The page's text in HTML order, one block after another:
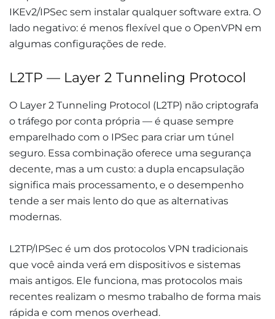
IKEv2/IPSec sem instalar qualquer software extra. O
lado negativo: é menos flexível que o OpenVPN em
algumas configurações de rede.
L2TP — Layer 2 Tunneling Protocol
O Layer 2 Tunneling Protocol (L2TP) não criptografa
o tráfego por conta própria — é quase sempre
emparelhado com o IPSec para criar um túnel
seguro. Essa combinação oferece uma segurança
decente, mas a um custo: a dupla encapsulação
significa mais processamento, e o desempenho
tende a ser mais lento do que as alternativas
modernas.
L2TP/IPSec é um dos protocolos VPN tradicionais
que você ainda verá em dispositivos e sistemas
mais antigos. Ele funciona, mas protocolos mais
recentes realizam o mesmo trabalho de forma mais
rápida e com menos overhead.